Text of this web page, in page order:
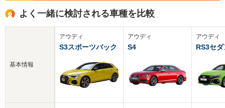
よく一緒に検討される車種を比較
基本情報
アウディ
S3スポーツバック
アウディ
S4
アウディ
RS3セダ